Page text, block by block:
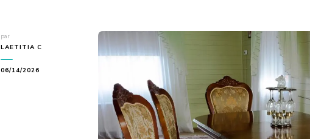
par
LAETITIA C
06/14/2026